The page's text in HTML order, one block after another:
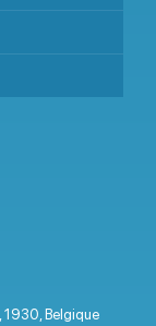
1930 Belgique